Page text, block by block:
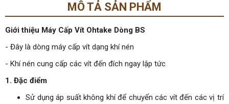
MÔ TẢ SẢN PHẨM
Giới thiệu Máy Cấp Vít Ohtake Dòng BS
- Đây là dòng máy cấp vít dạng khí nén
- Khí nén cung cấp các vít đến đích ngay lập tức
1. Đặc điểm
Sử dụng áp suất không khí để chuyển các vít đến các vị trí